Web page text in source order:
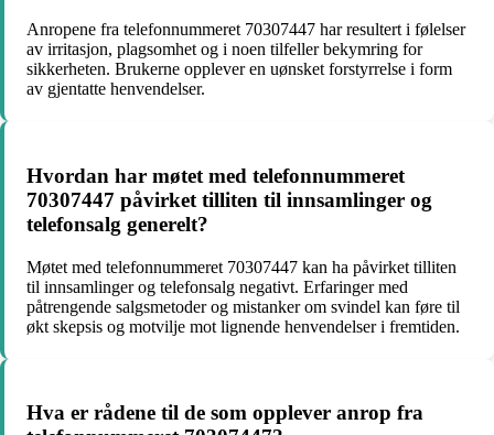
Anropene fra telefonnummeret 70307447 har resultert i følelser
av irritasjon, plagsomhet og i noen tilfeller bekymring for
sikkerheten. Brukerne opplever en uønsket forstyrrelse i form
av gjentatte henvendelser.
Hvordan har møtet med telefonnummeret
70307447 påvirket tilliten til innsamlinger og
telefonsalg generelt?
Møtet med telefonnummeret 70307447 kan ha påvirket tilliten
til innsamlinger og telefonsalg negativt. Erfaringer med
påtrengende salgsmetoder og mistanker om svindel kan føre til
økt skepsis og motvilje mot lignende henvendelser i fremtiden.
Hva er rådene til de som opplever anrop fra